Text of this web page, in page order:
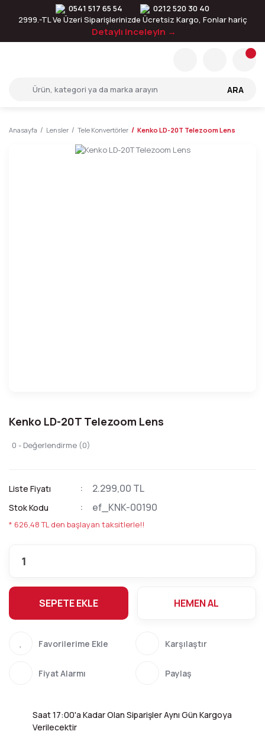
0541 517 65 54
0212 520 30 40
2999.-TL Ve Üzeri Siparişlerinizde Ücretsiz Kargo, Fonlar hariç
Detaylı inceleyin →
ARA
Anasayfa Lensler Tele Konvertörler Kenko LD-20T Telezoom Lens
Kenko LD-20T Telezoom Lens
0 - Değerlendirme (0)
Liste Fiyatı 2.299,00 TL
Stok Kodu ef_KNK-00190
* 626,48 TL den başlayan taksitlerle!!
SEPETE EKLE HEMEN AL
Karşılaştır
Fiyat Alarmı Paylaş
Saat 17:00'a Kadar Olan Siparişler Aynı Gün Kargoya
Verilecektir